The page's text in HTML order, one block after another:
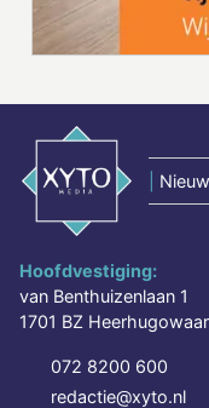
Hoofdvestiging:
van Benthuizenlaan 1
1701 BZ
072 8200 600
redactie@xyto.nl